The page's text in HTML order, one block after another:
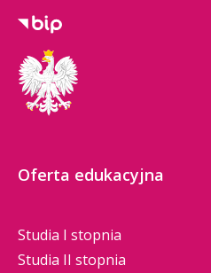
Oferta edukacyjna
Studia I stopnia
Studia II stopnia